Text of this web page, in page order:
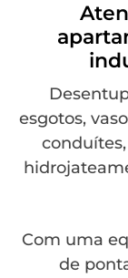
esgotos,
Com uma
de